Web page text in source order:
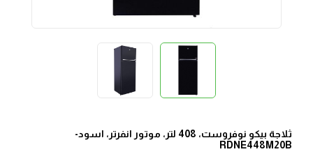
ثلاجة بيكو نوفروست، 408 لتر، موتور انفرتر، اسود-
RDNE448M20B